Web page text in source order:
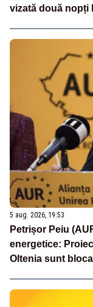
vizată două nopți
5 aug. 2026, 19:53
Petrișor Peiu
energetice:
Oltenia sunt